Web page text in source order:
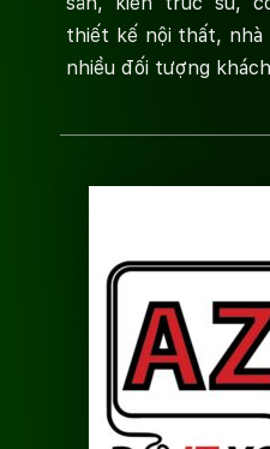
thiết kế nội thất, nhà
nhiều đối tượng